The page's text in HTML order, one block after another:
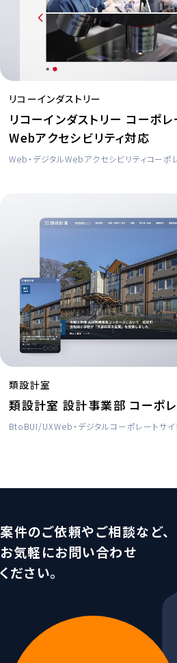
リコーインダストリー
リコーインダストリー コーポレ
Webアクセシビリティ対応
Web・デジタルWebアクセシビリティコーポ
類設計室
類設計室 設計事業部 コーポレ
BtoBUI/UXWeb・デジタルコーポレートサイ
案件のご依頼やご相談など、
お気軽にお問い合わせ
ください。